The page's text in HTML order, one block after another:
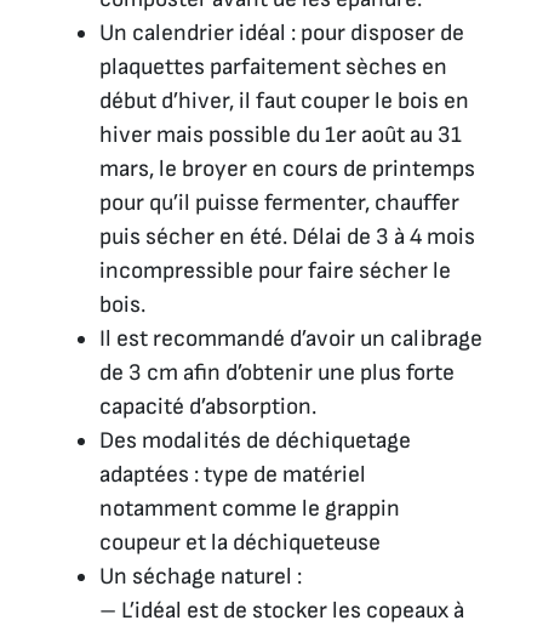
Un calendrier idéal : pour disposer de
plaquettes parfaitement sèches en
début d’hiver, il faut couper le bois en
hiver mais possible du 1er août au 31
mars, le broyer en cours de printemps
pour qu’il puisse fermenter, chauffer
puis sécher en été. Délai de 3 à 4 mois
incompressible pour faire sécher le
bois.
Il est recommandé d’avoir un calibrage
de 3 cm afin d’obtenir une plus forte
capacité d’absorption.
Des modalités de déchiquetage
adaptées : type de matériel
notamment comme le grappin
coupeur et la déchiqueteuse
Un séchage naturel :
– L’idéal est de stocker les copeaux à